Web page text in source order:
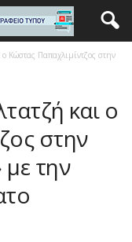
Κώστας Παπαχλιμίντζος στην
και ο
στην
την